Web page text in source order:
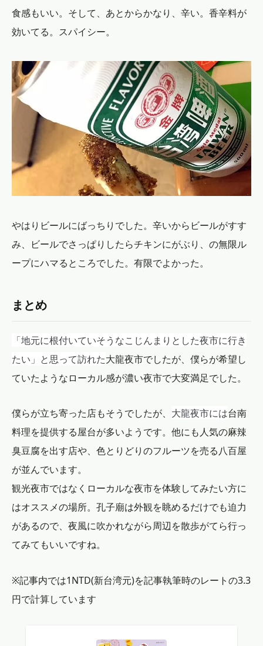
食感もいい。そして、あとからかなり、辛い。香辛料が
効いてる。スパイシー。
やはりビールにばっちりでした。辛いからビールがすす
み、ビールでさっぱりしたらチキンにがぶり、の無限ル
ープにハマるところでした。有限でよかった。
まとめ
「地元に根付いていそうなこじんまりとした夜市に行き
たい」と思って訪れた大龍夜市でしたが、僕らが希望し
ていたようなローカル感が濃い夜市で大変満足でした。
僕らが立ち寄った店もそうでしたが、 大龍夜市には台南
料理を提供する屋台が多いようです。他にも人気の麻辣
臭豆腐を出す店や、色とりどりのフルーツを売る八百屋
が並んでいます。
観光夜市ではなくローカルな夜市を体験してみたい方に
はオススメの場所。孔子廟は外観を眺めるだけでも迫力
があるので、夜風に吹かれながら周辺を散歩がてら行っ
てみてもいいですね。
※記事内では1NTD(新台湾元)を記事執筆時のレートの3.3
円で計算しています